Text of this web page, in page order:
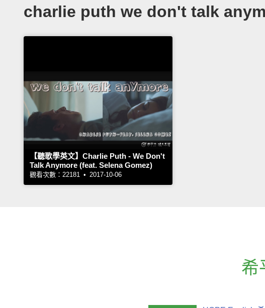
charlie puth we don't talk
【聽歌學英文】Charlie Puth - We Don't
Talk Anymore (feat. Selena Gomez)
觀看次數：22181 • 2017-10-06
希